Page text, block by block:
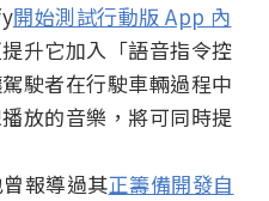
開始測試行動版 App 內
提升它加入「語音指令控
駛者在行駛車輛過程中
放的音樂，將可同時提
報導過其正籌備開發自